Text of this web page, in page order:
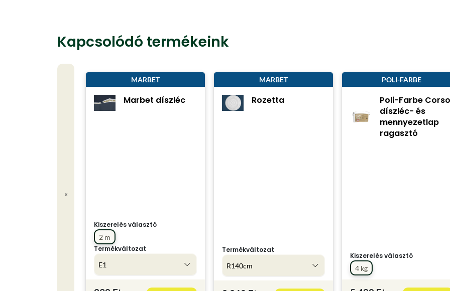
Kapcsolódó termékeink
«
MARBET
Marbet díszléc
Kiszerelés választó
2 m
Termékváltozat
E1
MARBET
Rozetta
Termékváltozat
R140cm
POLI-FARBE
Poli-Farbe
díszléc- és
mennyezetlap
ragasztó
Kiszerelés választó
4 kg